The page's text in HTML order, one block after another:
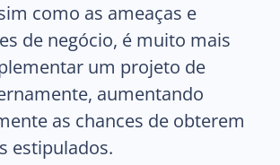
como as ameaças e
de negócio, é muito mais
um projeto de
aumentando
as chances de obterem
estipulados.